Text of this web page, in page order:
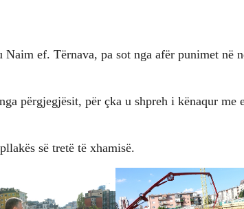
ef. Tërnava, pa sot nga afër punimet në
përgjegjësit, për çka u shpreh i kënaqur me
së tretë të xhamisë.